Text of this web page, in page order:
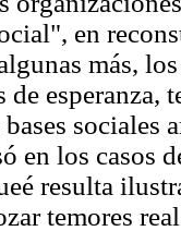
en
más,
de esperanza,
bases
en los casos
resulta
temores